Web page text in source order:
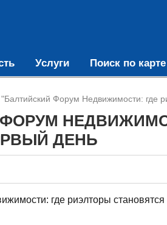
Услуги Поиск по карте
"Балтийский Форум Недвижимости: где
ДЕНЬ